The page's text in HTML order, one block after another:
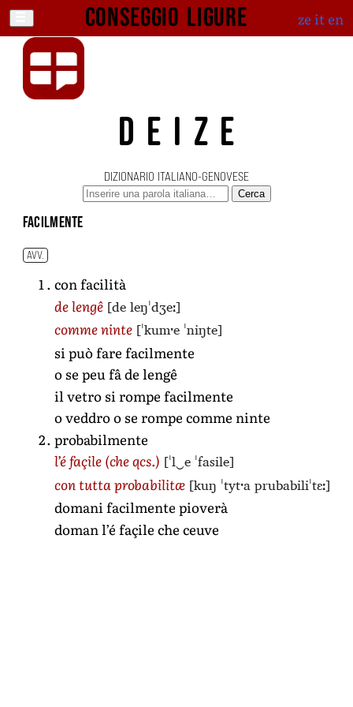
Conseggio ligure ze iten
DEIZE
DIZIONARIO ITALIANO-GENOVESE
Cerca
facilmente
AVV.
con facilità
de lengê [de leŋˈdʒeː]
comme ninte [ˈkumˑe ˈniŋte]
si può fare facilmente
o se peu fâ de lengê
il vetro si rompe facilmente
o veddro o se rompe comme ninte
probabilmente
l’é façile (che qcs.) [ˈl‿e ˈfasile]
con tutta probabilitæ [kuŋ ˈtytˑa prubabiliˈtɛː]
domani facilmente pioverà
doman l’é façile che ceuve